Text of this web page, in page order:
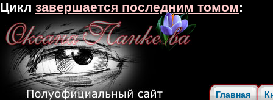
Главная
Цикл завершается последним томом: